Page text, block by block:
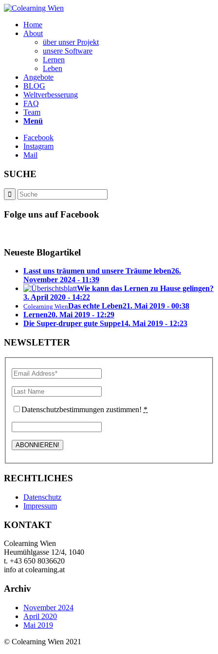
Home
About
über unser Projekt
unsere Software
Lernen
Leben
Angebote
BLOG
Weltverbesserung
FAQ
Team
Menü
Facebook
Instagram
Mail
SUCHE
Folge uns auf Facebook
Neueste Blogartikel
Lasst uns träumen und unsere Träume leben26.
November 2024 - 11:39
Wie kann das Lernen zu Hause gelingen?
3. April 2020 - 14:22
Colearning WienDas echte Leben21. Mai 2019 - 00:38
Lernen20. Mai 2019 - 12:29
Die Super-druper gute Suppe14. Mai 2019 - 12:23
NEWSLETTER
Datenschutzbestimmungen zustimmen! *
RECHTLICHES
Datenschutz
Impressum
KONTAKT
Colearning Wien
Heumühlgasse 12/4, 1040
t. +43 650 8036620
info at colearning.at
Archiv
November 2024
April 2020
Mai 2019
© Colearning Wien 2021